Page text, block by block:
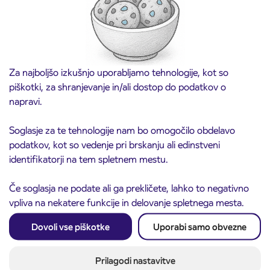
Za najboljšo izkušnjo uporabljamo tehnologije, kot so
piškotki, za shranjevanje in/ali dostop do podatkov o
napravi.
Soglasje za te tehnologije nam bo omogočilo obdelavo
podatkov, kot so vedenje pri brskanju ali edinstveni
identifikatorji na tem spletnem mestu.
Če soglasja ne podate ali ga prekličete, lahko to negativno
vpliva na nekatere funkcije in delovanje spletnega mesta.
Dovoli vse piškotke Uporabi samo obvezne
Prilagodi nastavitve
ČEŠNJEVEK – TRATA
Kranj
Preberite objavo